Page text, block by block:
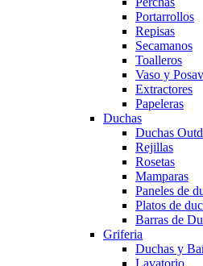
Portarrollos
Repisas
Secamanos
Toalleros
Vaso y
Extractores
Papeleras
Duchas
Duchas
Rejillas
Rosetas
Mamparas
Paneles de
Platos de
Barras de
Griferia
Duchas y
Lavatorio